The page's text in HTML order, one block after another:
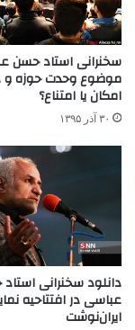
سخنرانی استاد حسن
موضوع وحدت حوزه و
امکان یا امتناع؟
۳۰ آذر ۱۳۹۵
دانلود سخنرانی
عباسی در افتتاحیه
ایران‌نوشت